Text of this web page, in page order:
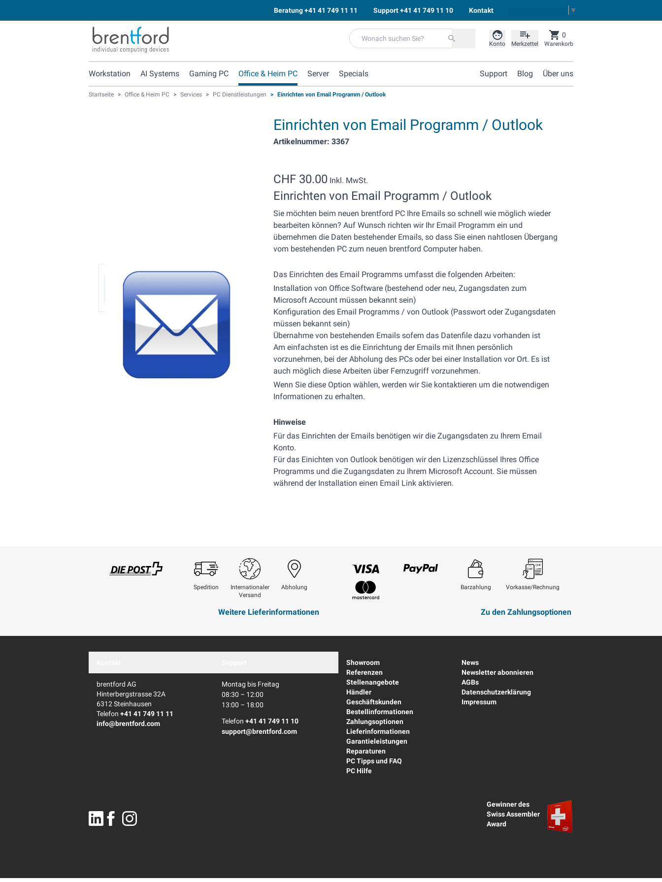
Beratung+41 41 749 11 11 Support+41 41 749 11 10 Kontakt ▼
Konto Merkzettel Warenkorb
0
Workstation AI Systems Gaming PC Office & Heim PC Server Specials Support Blog Über uns
Startseite > Office & Heim PC > Services > PC Dienstleistungen > Einrichten von Email Programm / Outlook
Einrichten von Email Programm / Outlook
Artikelnummer: 3367
CHF 30.00Inkl. MwSt.
Einrichten von Email Programm / Outlook
Sie möchten beim neuen brentford PC Ihre Emails so schnell wie möglich wieder
bearbeiten können? Auf Wunsch richten wir Ihr Email Programm ein und
übernehmen die Daten bestehender Emails, so dass Sie einen nahtlosen Übergang
vom bestehenden PC zum neuen brentford Computer haben.
Das Einrichten des Email Programms umfasst die folgenden Arbeiten:
Installation von Office Software (bestehend oder neu, Zugangsdaten zum
Microsoft Account müssen bekannt sein)
Konfiguration des Email Programms / von Outlook (Passwort oder Zugangsdaten
müssen bekannt sein)
Übernahme von bestehenden Emails sofern das Datenfile dazu vorhanden ist
Am einfachsten ist es die Einrichtung der Emails mit Ihnen persönlich
vorzunehmen, bei der Abholung des PCs oder bei einer Installation vor Ort. Es ist
auch möglich diese Arbeiten über Fernzugriff vorzunehmen.
Wenn Sie diese Option wählen, werden wir Sie kontaktieren um die notwendigen
Informationen zu erhalten.
Hinweise
Für das Einrichten der Emails benötigen wir die Zugangsdaten zu Ihrem Email
Konto.
Für das Einichten von Outlook benötigen wir den Lizenzschlüssel Ihres Office
Programms und die Zugangsdaten zu Ihrem Microsoft Account. Sie müssen
während der Installation einen Email Link aktivieren.
Spedition
Internationaler
Versand
Abholung
Weitere Lieferinformationen
Visum
Barzahlung Vorkasse/Rechnung
Zu den Zahlungsoptionen
brentford AG
Hinterbergstrasse 32A
6312 Steinhausen
Telefon +41 41 749 11 11
info@brentford.com
Montag bis Freitag
08:30 – 12:00
13:00 – 18:00
Telefon +41 41 749 11 10
support@brentford.com
Showroom
Referenzen
Stellenangebote
Händler
Geschäftskunden
Bestellinformationen
Zahlungsoptionen
Lieferinformationen
Garantieleistungen
Reparaturen
PC Tipps und FAQ
PC Hilfe
News
Newsletter abonnieren
AGBs
Datenschutzerklärung
Impressum
Gewinner des
Swiss Assembler
Award